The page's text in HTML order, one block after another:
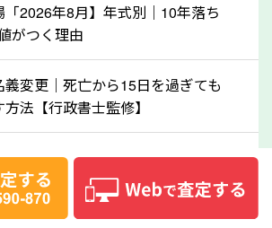
可能です。「廃車＝買取できない」
正価格で買取できます。他社で買取
価格がつく可能性があるので、諦め
コカラ」にご相談ください。古い車
能なケースは珍しくないため、まず
きる無料査定をお試しください。
、車のメーカーや状態ごとに「買取
「2026年8月】年式別｜10年落ち
がつく理由
変更｜死亡から15日を過ぎても
法【行政書士監修】
場【’26年8月】10年落ちを買い
で高く売るコツ